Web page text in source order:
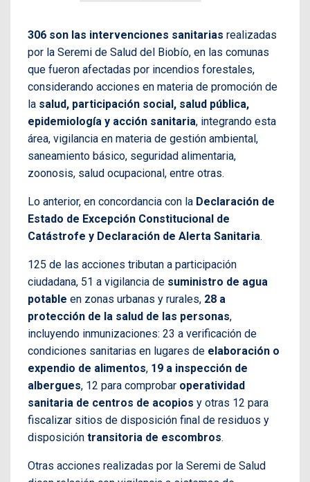
306 son las intervenciones sanitarias realizadas
por la Seremi de Salud del Biobío, en las comunas
que fueron afectadas por incendios forestales,
considerando acciones en materia de promoción de
la salud, participación social, salud pública,
epidemiología y acción sanitaria, integrando esta
área, vigilancia en materia de gestión ambiental,
saneamiento básico, seguridad alimentaria,
zoonosis, salud ocupacional, entre otras.
Lo anterior, en concordancia con la Declaración de
Estado de Excepción Constitucional de
Catástrofe y Declaración de Alerta Sanitaria.
125 de las acciones tributan a participación
ciudadana, 51 a vigilancia de suministro de agua
potable en zonas urbanas y rurales, 28 a
protección de la salud de las personas,
incluyendo inmunizaciones: 23 a verificación de
condiciones sanitarias en lugares de elaboración o
expendio de alimentos, 19 a inspección de
albergues, 12 para comprobar operatividad
sanitaria de centros de acopios y otras 12 para
fiscalizar sitios de disposición final de residuos y
disposición transitoria de escombros.
Otras acciones realizadas por la Seremi de Salud